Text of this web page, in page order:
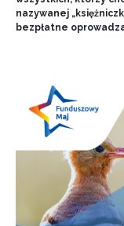
nazywanej
bezpłatne